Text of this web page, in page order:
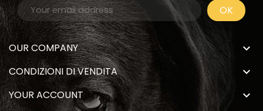
OUR COMPANY 
CONDIZIONI DI VENDITA 
YOUR ACCOUNT 